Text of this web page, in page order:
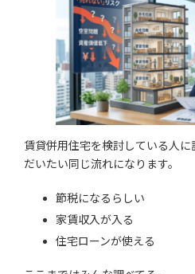
賃貸併用住宅を検討している人に
だいたい同じ流れになります。
節税になるらしい
家賃収入が入る
住宅ローンが使える